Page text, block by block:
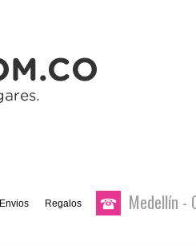
Medellín -
Envios Regalos